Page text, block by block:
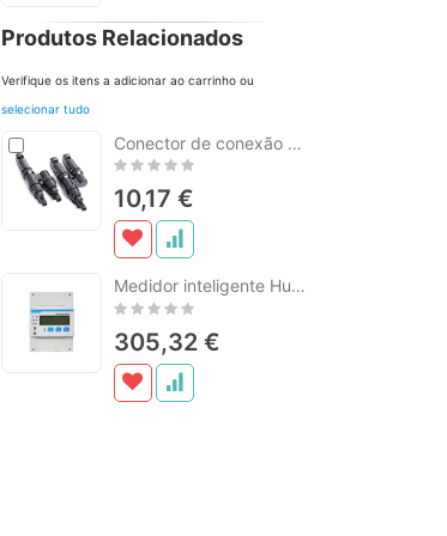
Produtos Relacionados
Verifique os itens a adicionar ao carrinho ou
selecionar tudo
Conector de conexão PNI MC4 Y mama-pai para cabo solar 4-6 mm
Rating:
10,17 €
carrinho
Medidor inteligente Huawei DTSU666-H 250A Medidor eletrônico bidirecional de duas fases para monitoramento de energia por inversor solar
Rating:
305,32 €